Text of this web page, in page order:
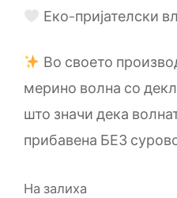
Еко-пријателски
Во своето
мерино волна со
што значи дека
прибавена БЕЗ
На залиха